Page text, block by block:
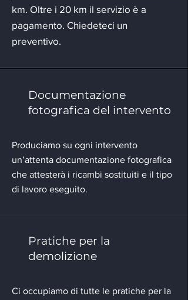
km. Oltre i 20 km il servizio è a
pagamento. Chiedeteci un
preventivo.
Documentazione
fotografica del intervento
Produciamo su ogni intervento
un’attenta documentazione fotografica
che attesterà i ricambi sostituiti e il tipo
di lavoro eseguito.
Pratiche per la
demolizione
Ci occupiamo di tutte le pratiche per la